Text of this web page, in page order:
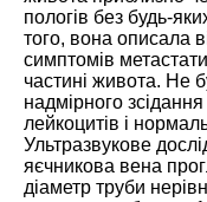
пологів без будь-
того, вона описала
симптомів
частині живота. Не
надмірного
лейкоцитів і
Ультразвукове
яєчникова вена
діаметр труби